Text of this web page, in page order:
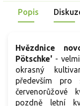
Popis
Hvězdnice
Pötschke' -
okrasný
především pro
červenorůžové
pozdně letní